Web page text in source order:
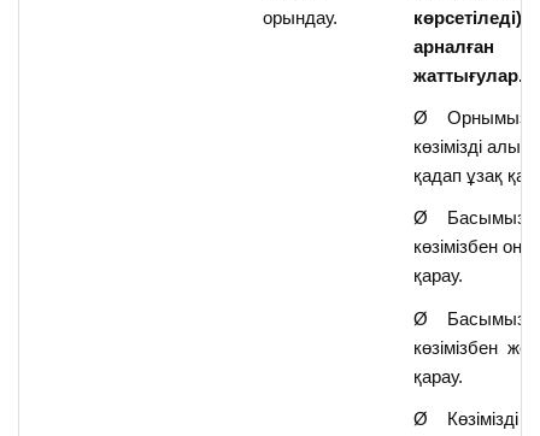
орындау.
көрсетіледі)
арналған
Ø
көзімізді алыс
қадап ұзақ
Ø Басымызды
көзімізбен
қарау.
Ø Басымызды
көзімізбен
қарау.
Ø Көзімізді